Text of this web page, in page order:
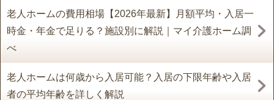
老人ホームの費用相場【2026年最新】月額平均・入居一
時金・年金で足りる？施設別に解説｜マイ介護ホーム調
べ
老人ホームは何歳から入居可能？入居の下限年齢や入居
者の平均年齢を詳しく解説